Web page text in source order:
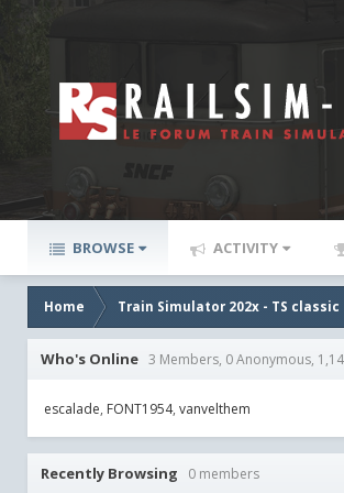
BROWSE ACTIVITY
Home Train Simulator 202x - TS classic
Who's Online 3 Members, 0 Anonymous,
escalade FONT1954 vanvelthem
Recently Browsing 0 members